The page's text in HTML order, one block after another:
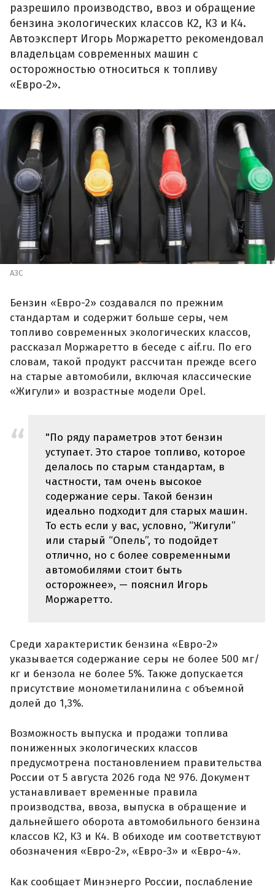
разрешило производство, ввоз и обращение
бензина экологических классов К2, К3 и К4.
Автоэксперт Игорь Моржаретто рекомендовал
владельцам современных машин с
осторожностью относиться к топливу
«Евро-2».
АЗС
Бензин «Евро-2» создавался по прежним
стандартам и содержит больше серы, чем
топливо современных экологических классов,
рассказал Моржаретто в беседе с aif.ru. По его
словам, такой продукт рассчитан прежде всего
на старые автомобили, включая классические
«Жигули» и возрастные модели Opel.
"По ряду параметров этот бензин
уступает. Это старое топливо, которое
делалось по старым стандартам, в
частности, там очень высокое
содержание серы. Такой бензин
идеально подходит для старых машин.
То есть если у вас, условно, “Жигули”
или старый “Опель”, то подойдет
отлично, но с более современными
автомобилями стоит быть
осторожнее», — пояснил Игорь
Моржаретто.
Среди характеристик бензина «Евро-2»
указывается содержание серы не более 500 мг/
кг и бензола не более 5%. Также допускается
присутствие монометиланилина с объемной
долей до 1,3%.
Возможность выпуска и продажи топлива
пониженных экологических классов
предусмотрена постановлением правительства
России от 5 августа 2026 года № 976. Документ
устанавливает временные правила
производства, ввоза, выпуска в обращение и
дальнейшего оборота автомобильного бензина
классов К2, К3 и К4. В обиходе им соответствуют
обозначения «Евро-2», «Евро-3» и «Евро-4».
Как сообщает Минэнерго России, послабление